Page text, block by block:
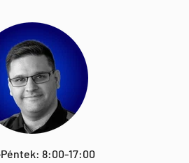
8:00-17:00